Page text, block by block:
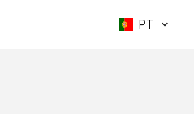
PT